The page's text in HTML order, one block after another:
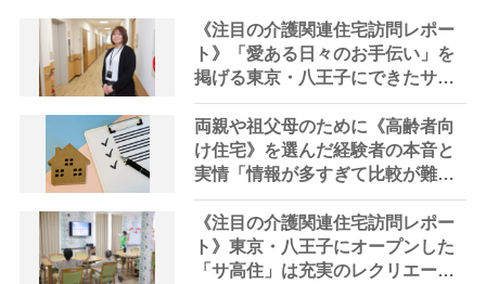
《注目の介護関連住宅訪問レポー
ト》「愛ある日々のお手伝い」を
掲げる東京・八王子にできたサ高
住 看取りまで対応、家族から感
謝の声も
両親や祖父母のために《高齢者向
け住宅》を選んだ経験者の本音と
実情「情報が多すぎて比較が難し
い」調査レポート
《注目の介護関連住宅訪問レポー
ト》東京・八王子にオープンした
「サ高住」は充実のレクリエーシ